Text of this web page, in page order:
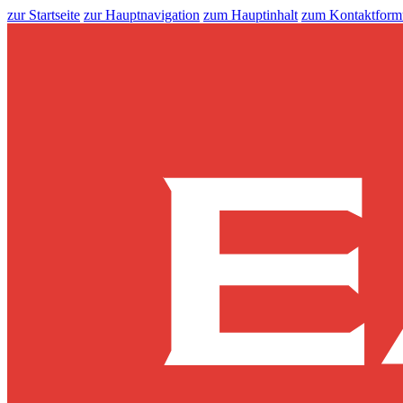
zur Startseite zur Hauptnavigation zum Hauptinhalt zum